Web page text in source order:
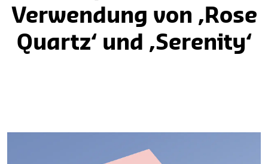
Verwendung von ‚Rose
Quartz‘ und ‚Serenity‘